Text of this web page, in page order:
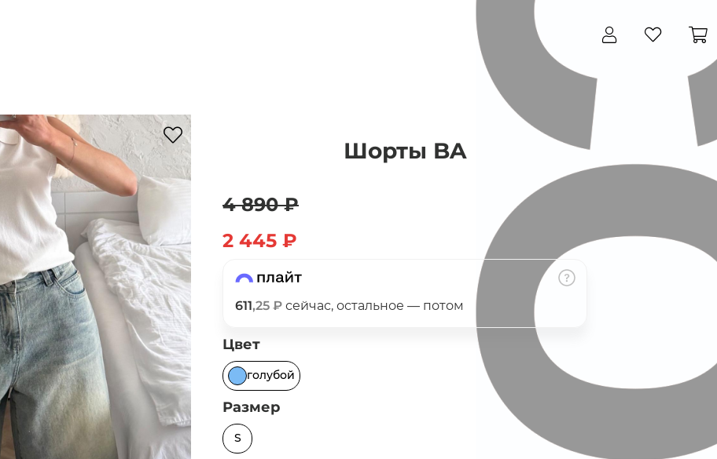
Шорты BA
4 890 ₽
2 445 ₽
611,25 ₽ сейчас, остальное — потом
Цвет
голубой
Размер
S
Закрыть
Для клиентов всех банков
Разбейтеоплату
на частибез переплат
График платежей
Сегодня
25%